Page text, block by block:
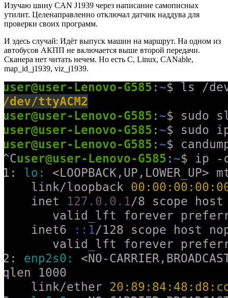
Изучаю шину CAN J1939 через написание самописных
утилит. Целенаправленно отключал датчик наддува для
проверки своих программ.
И здесь случай: Идёт выпуск машин на маршрут. На одном из
автобусов АКПП не включается выше второй передачи.
Сканера нет читать нечем. Но есть C, Linux, CANable,
map_id_j1939, viz_j1939.